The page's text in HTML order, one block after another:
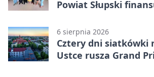
Powiat Słupski
6 sierpnia 2026
Cztery dni siatkówki
Ustce rusza Grand